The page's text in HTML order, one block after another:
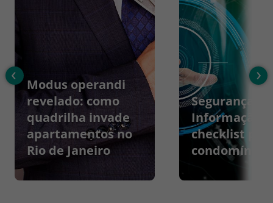
Modus operandi
revelado: como
quadrilha invade
apartamentos no
Rio de Janeiro
Segurança da
Informação:
checklist
condomínios
‹ ›